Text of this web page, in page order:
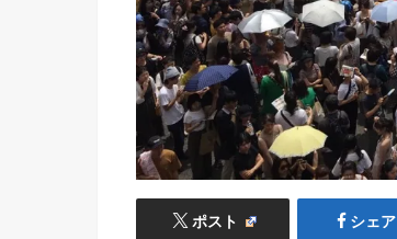
ポスト シェア